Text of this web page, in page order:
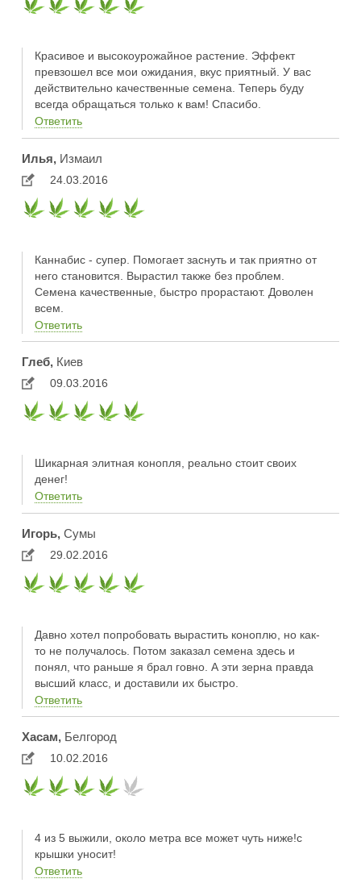
Красивое и высокоурожайное растение. Эффект
превзошел все мои ожидания, вкус приятный. У вас
действительно качественные семена. Теперь буду
всегда обращаться только к вам! Спасибо.
Ответить
Илья,Измаил
24.03.2016
Каннабис - супер. Помогает заснуть и так приятно от
него становится. Вырастил также без проблем.
Семена качественные, быстро прорастают. Доволен
всем.
Ответить
Глеб,Киев
09.03.2016
Шикарная элитная конопля, реально стоит своих
денег!
Ответить
Игорь,Сумы
29.02.2016
Давно хотел попробовать вырастить коноплю, но как-
то не получалось. Потом заказал семена здесь и
понял, что раньше я брал говно. А эти зерна правда
высший класс, и доставили их быстро.
Ответить
Хасам,Белгород
10.02.2016
4 из 5 выжили, около метра все может чуть ниже!с
крышки уносит!
Ответить